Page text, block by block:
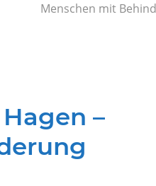
Menschen mit
–